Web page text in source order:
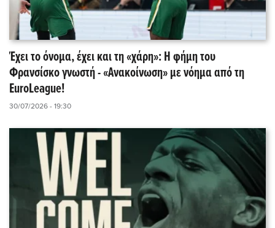
Έχει το όνομα, έχει και τη «χάρη»: Η φήμη του
Φρανσίσκο γνωστή - «Ανακοίνωση» με νόημα από τη
EuroLeague!
30/07/2026 - 19:30